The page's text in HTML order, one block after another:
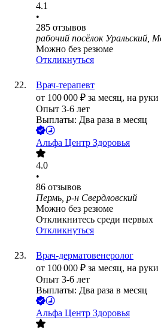
4.1
•
285 отзывов
рабочий посёлок Уральский,
Можно без резюме
Откликнуться
Врач-терапевт
от 100 000 ₽ за месяц, на руки
Опыт 3-6 лет
Выплаты: Два раза в месяц
Альфа Центр Здоровья
4.0
•
86 отзывов
Пермь, р-н Свердловский
Можно без резюме
Откликнитесь среди первых
Откликнуться
Врач-дерматовенеролог
от 100 000 ₽ за месяц, на руки
Опыт 3-6 лет
Выплаты: Два раза в месяц
Альфа Центр Здоровья